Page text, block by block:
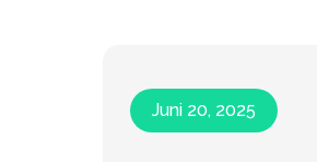
Juni 20, 2025